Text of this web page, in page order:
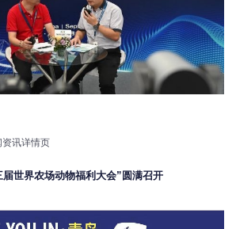
资讯详情页
届世界农场动物福利大会”圆满召开